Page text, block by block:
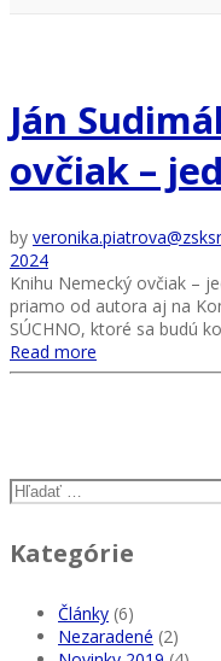
Ján
ovčiak –
by
2024
Knihu Nemecký ovčiak –
priamo od autora aj na
SÚCHNO, ktoré sa budú
Read more
Hľadať:
Kategórie
Články (6)
Nezaradené (2)